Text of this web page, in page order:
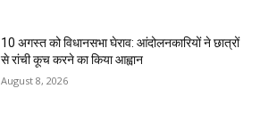
10 अगस्त को विधानसभा घेराव: आंदोलनकारियों ने छात्रों
से रांची कूच करने का किया आह्वान
August 8, 2026